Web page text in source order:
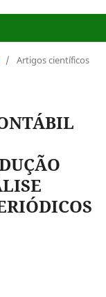
/ Artigos científicos